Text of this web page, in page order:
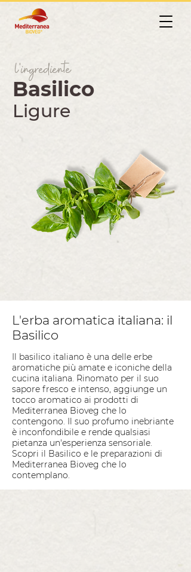
l'ingrediente
Basilico
Ligure
L'erba aromatica italiana: il
Basilico
Il basilico italiano è una delle erbe
aromatiche più amate e iconiche della
cucina italiana. Rinomato per il suo
sapore fresco e intenso, aggiunge un
tocco aromatico ai prodotti di
Mediterranea Bioveg che lo
contengono. Il suo profumo inebriante
è inconfondibile e rende qualsiasi
pietanza un'esperienza sensoriale.
Scopri il Basilico e le preparazioni di
Mediterranea Bioveg che lo
contemplano.